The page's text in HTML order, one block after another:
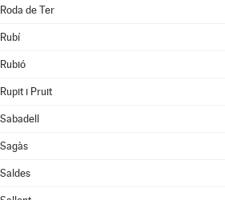
Roda de Ter
Rubí
Rubió
Rupit i Pruit
Sabadell
Sagàs
Saldes